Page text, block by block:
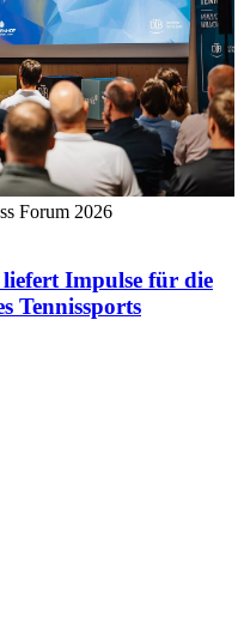
Forum 2026
liefert Impulse für die
Tennissports